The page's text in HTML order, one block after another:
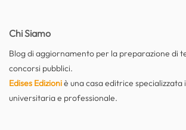
Chi Siamo
Blog di aggiornamento per la preparazione di
concorsi pubblici.
Edises Edizioniè una casa editrice
universitaria e professionale.